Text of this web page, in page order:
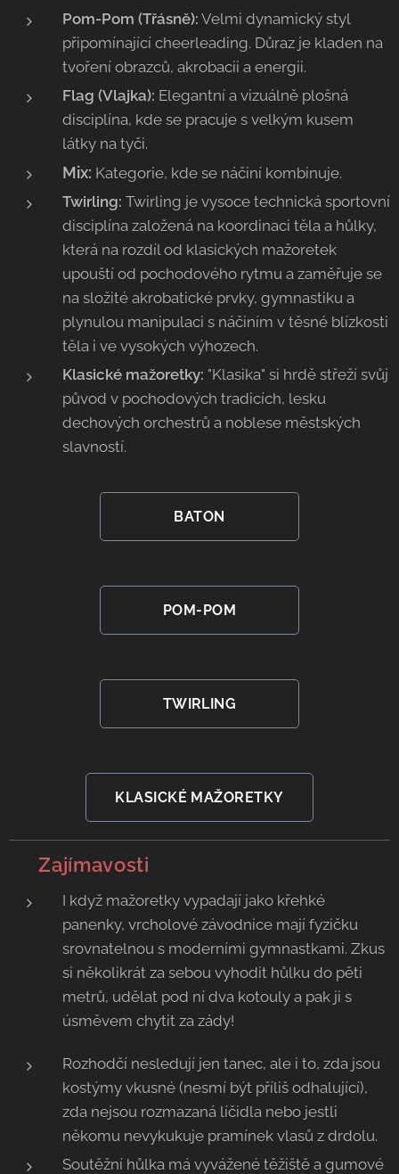
Pom-Pom (Třásně): Velmi dynamický styl
připomínající cheerleading. Důraz je kladen na
tvoření obrazců, akrobacii a energii.
Flag (Vlajka): Elegantní a vizuálně plošná
disciplína, kde se pracuje s velkým kusem
látky na tyči.
Mix: Kategorie, kde se náčiní kombinuje.
Twirling: Twirling je vysoce technická sportovní
disciplína založená na koordinaci těla a hůlky,
která na rozdíl od klasických mažoretek
upouští od pochodového rytmu a zaměřuje se
na složité akrobatické prvky, gymnastiku a
plynulou manipulaci s náčiním v těsné blízkosti
těla i ve vysokých výhozech.
Klasické mažoretky: "Klasika" si hrdě střeží svůj
původ v pochodových tradicích, lesku
dechových orchestrů a noblese městských
slavností.
BATON
POM-POM
TWIRLING
KLASICKÉ MAŽORETKY
💡 Zajímavosti
I když mažoretky vypadají jako křehké
panenky, vrcholové závodnice mají fyzičku
srovnatelnou s moderními gymnastkami. Zkus
si několikrát za sebou vyhodit hůlku do pěti
metrů, udělat pod ní dva kotouly a pak ji s
úsměvem chytit za zády!
Rozhodčí nesledují jen tanec, ale i to, zda jsou
kostýmy vkusné (nesmí být příliš odhalující),
zda nejsou rozmazaná líčidla nebo jestli
někomu nevykukuje pramínek vlasů z drdolu.
Soutěžní hůlka má vyvážené těžiště a gumové